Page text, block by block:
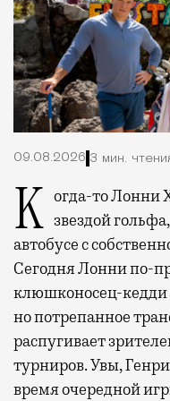
09.08.2026 3 мин.
Когда-то Лонни Хокинс (Уилл Феррелл) был звездой
автобусе с
Сегодня Лонни по-
клюшконосец-
но потрепанное
распугивает
турниров. Увы,
время очередной